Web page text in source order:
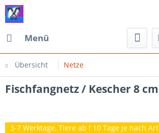
Menü
Übersicht Netze
Fischfangnetz / Kescher 8
3-7 Werktage, Tiere ab ! 10 Tage je nach Art